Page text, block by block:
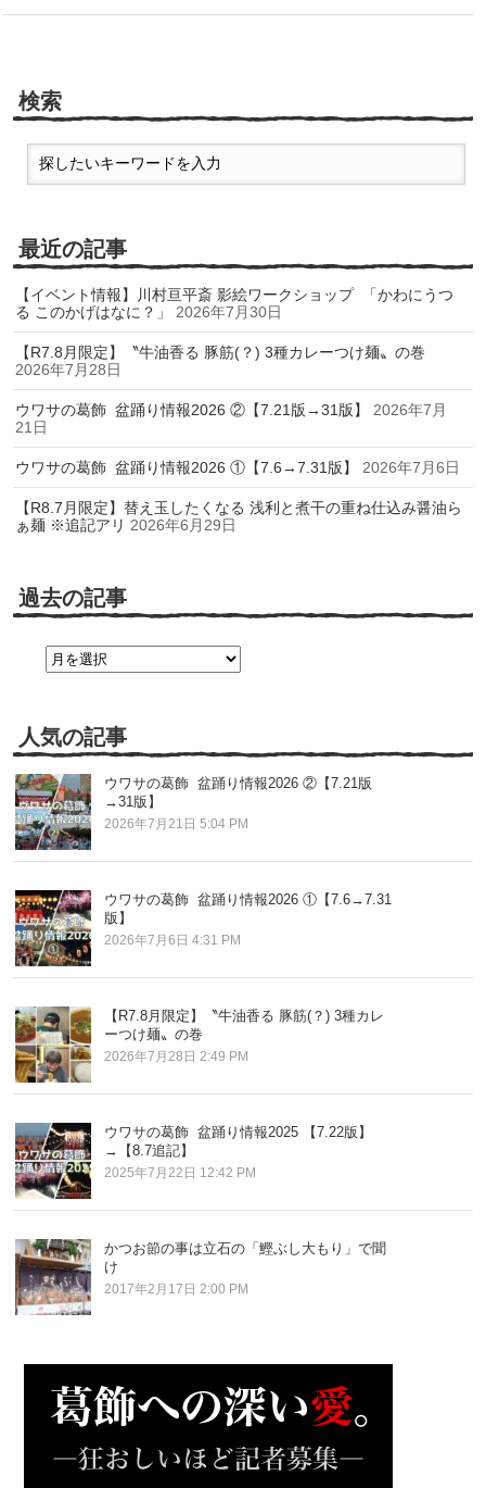
検索
最近の記事
【イベント情報】川村亘平斎 影絵ワークショップ 「かわにうつ
る このかげはなに？」
2026年7月30日
【R7.8月限定】〝牛油香る 豚筋(？) 3種カレーつけ麺〟の巻
2026年7月28日
ウワサの葛飾 盆踊り情報2026 ②【7.21版→31版】
2026年7月
21日
ウワサの葛飾 盆踊り情報2026 ①【7.6→7.31版】 2026年7月6日
【R8.7月限定】替え玉したくなる 浅利と煮干の重ね仕込み醤油ら
ぁ麺 ※追記アリ 2026年6月29日
過去の記事
人気の記事
ウワサの葛飾 盆踊り情報2026 ②【7.21版
→31版】
2026年7月21日 5:04 PM
ウワサの葛飾 盆踊り情報2026 ①【7.6→7.31
版】
2026年7月6日 4:31 PM
【R7.8月限定】〝牛油香る 豚筋(？) 3種カレ
ーつけ麺〟の巻
2026年7月28日 2:49 PM
ウワサの葛飾 盆踊り情報2025 【7.22版】
→【8.7追記】
2025年7月22日 12:42 PM
かつお節の事は立石の「鰹ぶし大もり」で聞
け
2017年2月17日 2:00 PM